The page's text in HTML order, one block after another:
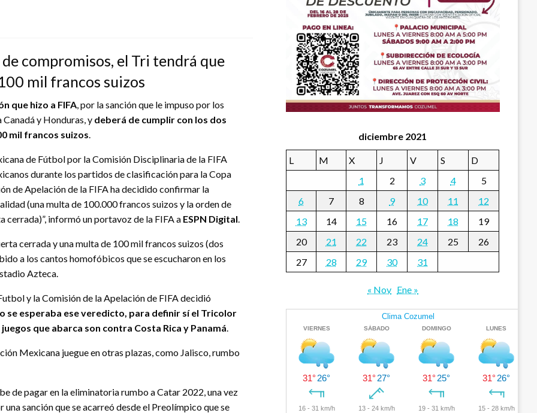
compromisos, el Tri tendrá que
mil francos suizos
que hizo a FIFA, por la sanción que le impuso por los
y Honduras, y deberá de cumplir con los dos
mil francos suizos.
de Fútbol por la Comisión Disciplinaria de la FIFA
durante los partidos de clasificación para la Copa
de Apelación de la FIFA ha decidido confirmar la
(una multa de 100.000 francos suizos y la orden de
cerrada)”, informó un portavoz de la FIFA a ESPN Digital.
cerrada y una multa de 100 mil francos suizos (dos
a los cantos homofóbicos que se escucharon en los
Azteca.
y la Comisión de la Apelación de FIFA decidió
se esperaba ese veredicto, para definir sí el Tricolor
que abarca son contra Costa Rica y Panamá.
Mexicana juegue en otras plazas, como Jalisco, rumbo
de pagar en la eliminatoria rumbo a Catar 2022, una vez
sanción que se acarreó desde el Preolímpico que se
diciembre 2021
L M X J V S
D
1
2 3 4
5
6
7 8 9 10 11
12
13
14 15 16 17 18
19
20
21 22 23 24 25
26
27
28 29 30 31
« Nov Ene »